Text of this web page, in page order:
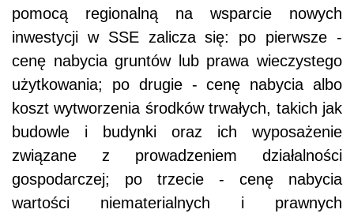
pomocą regionalną na wsparcie nowych
inwestycji w SSE zalicza się: po pierwsze -
cenę nabycia gruntów lub prawa wieczystego
użytkowania; po drugie - cenę nabycia albo
koszt wytworzenia środków trwałych, takich jak
budowle i budynki oraz ich wyposażenie
związane z prowadzeniem działalności
gospodarczej; po trzecie - cenę nabycia
wartości niematerialnych i prawnych